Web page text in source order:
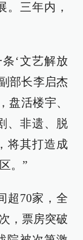
。三年内，
‘文艺解放
部长李启杰
盘活楼宇、
、非遗、脱
将其打造成
。”
超70家，全
，票房突破